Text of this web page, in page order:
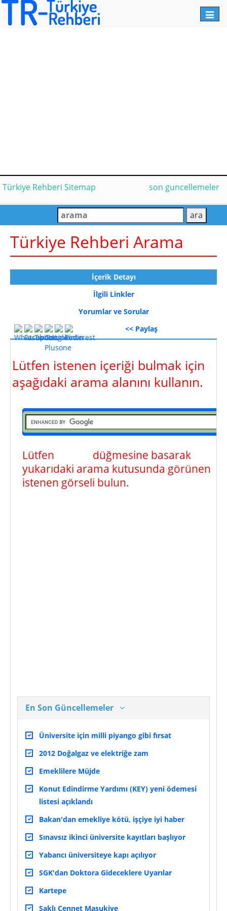
Türkiye Rehberi Sitemap son guncellemeler
Türkiye Rehberi Arama
İçerik Detayı
İlgili Linkler
Yorumlar ve Sorular
<< Paylaş
Lütfen istenen içeriği bulmak için
aşağıdaki arama alanını kullanın.
Lütfen
düğmesine basarak
yukarıdaki arama kutusunda görünen
istenen görseli bulun.
En Son Güncellemeler
Üniversite için milli piyango gibi fırsat
2012 Doğalgaz ve elektriğe zam
Emeklilere Müjde
Konut Edindirme Yardımı (KEY) yeni ödemesi
listesi açıklandı
Bakan'dan emekliye kötü, işçiye iyi haber
Sınavsız ikinci üniversite kayıtları başlıyor
Yabancı üniversiteye kapı açılıyor
SGK'dan Doktora Gideceklere Uyarılar
Kartepe
Saklı Cennet Maşukiye